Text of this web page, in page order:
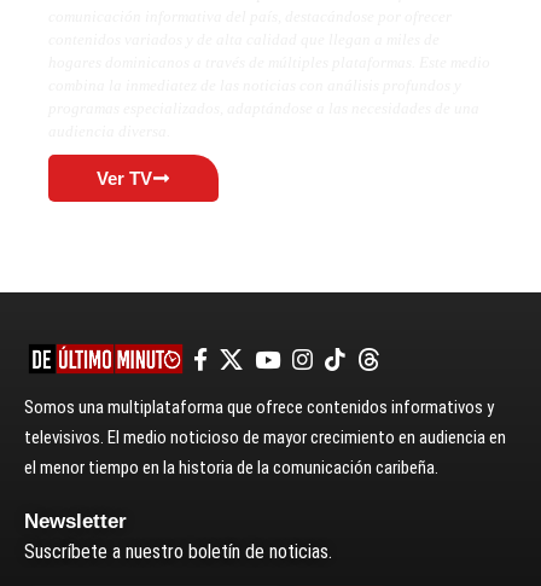
Ver TV
Somos una multiplataforma que ofrece contenidos informativos y
televisivos. El medio noticioso de mayor crecimiento en audiencia en
el menor tiempo en la historia de la comunicación caribeña.
Newsletter
Suscríbete a nuestro boletín de noticias.